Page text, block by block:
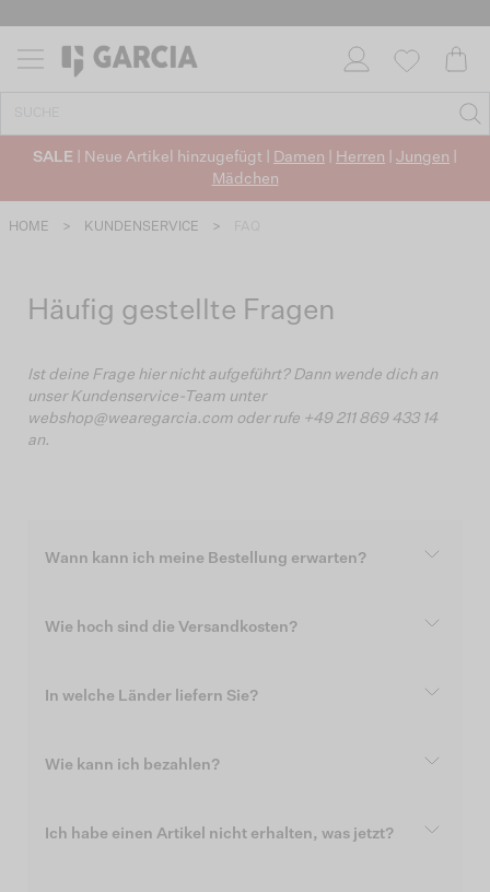
SALE | Neue Artikel hinzugefügt | Damen Herren Jungen
Mädchen
HOME > KUNDENSERVICE >
Häufig gestellte Fragen
Ist deine Frage hier nicht aufgeführt? Dann wende dich an
unser Kundenservice-Team unter
webshop@wearegarcia.com oder rufe +49 211 869 433 14
an.
Wann kann ich meine Bestellung erwarten?
Wie hoch sind die Versandkosten?
In welche Länder liefern Sie?
Wie kann ich bezahlen?
Ich habe einen Artikel nicht erhalten, was jetzt?